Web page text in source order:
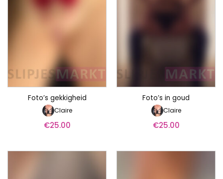
Foto’s gekkigheid
Claire
€25.00
Foto’s in goud
Claire
€25.00